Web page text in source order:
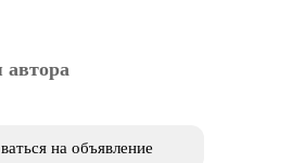
автора
на объявление